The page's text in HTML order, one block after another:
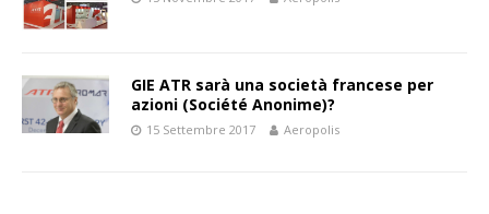
GIE ATR sarà una società francese per
azioni (Société Anonime)?
15 Settembre 2017 Aeropolis